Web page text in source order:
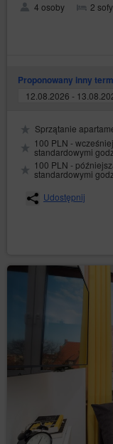
usług
czasie
dziale I
Cookies.
Serwisu
Konta
4 osoby 2
Proponowany inny
12.08.2026 -
Sprzątanie
100 PLN -
standardowymi
100 PLN -
standardowymi
Udostępnij